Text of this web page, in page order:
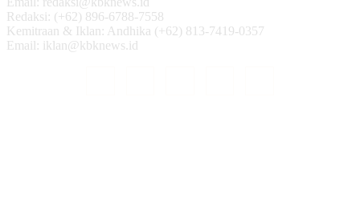
Redaksi: (+62) 896-6788-7558
Kemitraan & Iklan: Andhika (+62) 813-7419-0357
Email: iklan@kbknews.id